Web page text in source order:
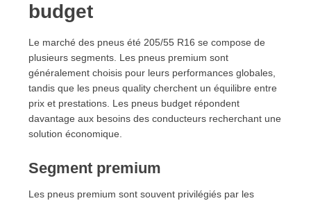
budget
Le marché des pneus été 205/55 R16 se compose de
plusieurs segments. Les pneus premium sont
généralement choisis pour leurs performances globales,
tandis que les pneus quality cherchent un équilibre entre
prix et prestations. Les pneus budget répondent
davantage aux besoins des conducteurs recherchant une
solution économique.
Segment premium
Les pneus premium sont souvent privilégiés par les